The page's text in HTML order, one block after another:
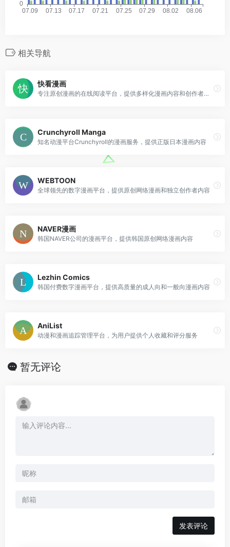
相关导航
快看漫画
专注原创漫画的在线阅读平台，提供多样化漫画内容和创作者服务
Crunchyroll Manga
知名动漫平台Crunchyroll的漫画服务，提供正版日本漫画内容
WEBTOON
全球领先的数字漫画平台，提供原创网络漫画和独立创作者内容
NAVER漫画
韩国NAVER公司的漫画平台，提供韩国原创网络漫画内容
Lezhin Comics
韩国付费数字漫画平台，提供高质量的成人向和一般向漫画内容
AniList
动漫和漫画追踪管理平台，为用户提供个人收藏和评分服务
暂无评论
发表评论